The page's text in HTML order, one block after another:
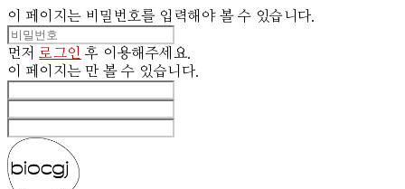
이 페이지는 비밀번호를 입력해야 볼 수 있습니다.
먼저 로그인 후 이용해주세요.
이 페이지는만 볼 수 있습니다.